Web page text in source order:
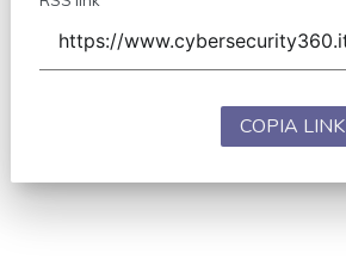
COPIA LINK